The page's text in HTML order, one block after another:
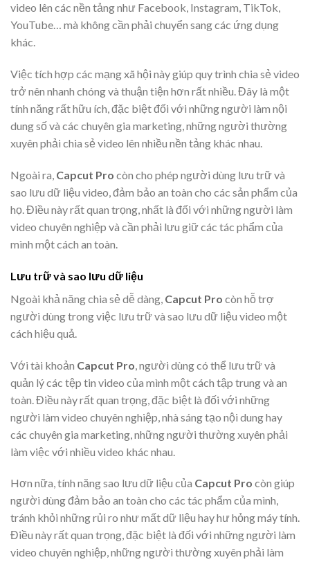
video lên các nền tảng như Facebook, Instagram, TikTok,
YouTube… mà không cần phải chuyển sang các ứng dụng
khác.
Việc tích hợp các mạng xã hội này giúp quy trình chia sẻ video
trở nên nhanh chóng và thuận tiện hơn rất nhiều. Đây là một
tính năng rất hữu ích, đặc biệt đối với những người làm nội
dung số và các chuyên gia marketing, những người thường
xuyên phải chia sẻ video lên nhiều nền tảng khác nhau.
Ngoài ra, Capcut Pro còn cho phép người dùng lưu trữ và
sao lưu dữ liệu video, đảm bảo an toàn cho các sản phẩm của
họ. Điều này rất quan trọng, nhất là đối với những người làm
video chuyên nghiệp và cần phải lưu giữ các tác phẩm của
mình một cách an toàn.
Lưu trữ và sao lưu dữ liệu
Ngoài khả năng chia sẻ dễ dàng, Capcut Pro còn hỗ trợ
người dùng trong việc lưu trữ và sao lưu dữ liệu video một
cách hiệu quả.
Với tài khoản Capcut Pro , người dùng có thể lưu trữ và
quản lý các tệp tin video của mình một cách tập trung và an
toàn. Điều này rất quan trọng, đặc biệt là đối với những
người làm video chuyên nghiệp, nhà sáng tạo nội dung hay
các chuyên gia marketing, những người thường xuyên phải
làm việc với nhiều video khác nhau.
Hơn nữa, tính năng sao lưu dữ liệu của Capcut Pro còn giúp
người dùng đảm bảo an toàn cho các tác phẩm của mình,
tránh khỏi những rủi ro như mất dữ liệu hay hư hỏng máy tính.
Điều này rất quan trọng, đặc biệt là đối với những người làm
video chuyên nghiệp, những người thường xuyên phải làm